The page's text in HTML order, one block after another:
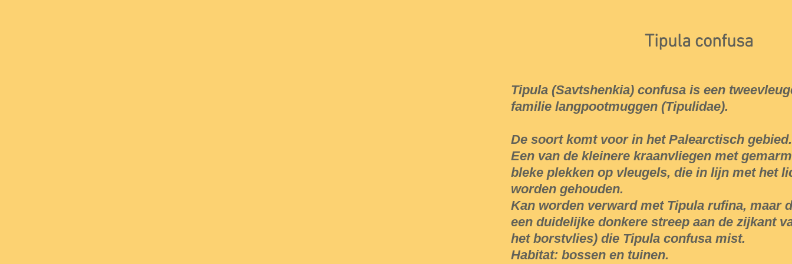
Tipula confusa
Tipula (Savtshenkia) confusa is een
familie langpootmuggen (Tipulidae).
De soort komt voor in het Palearctisch gebied.
Een van de kleinere kraanvliegen met
bleke plekken op vleugels, die in lijn met het
worden gehouden.
Kan worden verward met Tipula rufina, maar
een duidelijke donkere streep aan de zijkant
het borstvlies) die Tipula confusa mist.
Habitat: bossen en tuinen.